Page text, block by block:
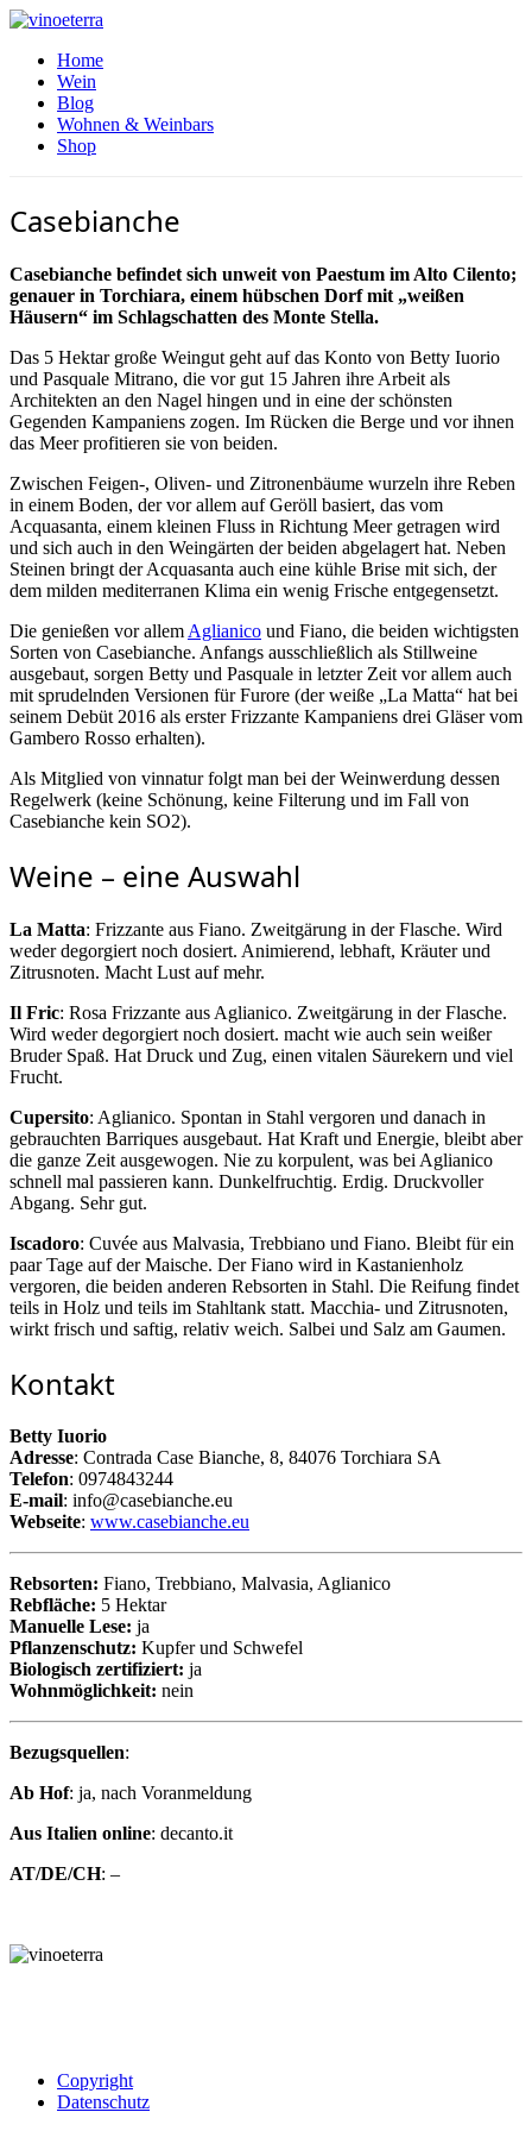
Home
Wein
Blog
Wohnen & Weinbars
Shop
Casebianche
Casebianche befindet sich unweit von Paestum im Alto Cilento;
genauer in Torchiara, einem hübschen Dorf mit „weißen
Häusern“ im Schlagschatten des Monte Stella.
Das 5 Hektar große Weingut geht auf das Konto von Betty Iuorio
und Pasquale Mitrano, die vor gut 15 Jahren ihre Arbeit als
Architekten an den Nagel hingen und in eine der schönsten
Gegenden Kampaniens zogen. Im Rücken die Berge und vor ihnen
das Meer profitieren sie von beiden.
Zwischen Feigen-, Oliven- und Zitronenbäume wurzeln ihre Reben
in einem Boden, der vor allem auf Geröll basiert, das vom
Acquasanta, einem kleinen Fluss in Richtung Meer getragen wird
und sich auch in den Weingärten der beiden abgelagert hat. Neben
Steinen bringt der Acquasanta auch eine kühle Brise mit sich, der
dem milden mediterranen Klima ein wenig Frische entgegensetzt.
Die genießen vor allem Aglianico und Fiano, die beiden wichtigsten
Sorten von Casebianche. Anfangs ausschließlich als Stillweine
ausgebaut, sorgen Betty und Pasquale in letzter Zeit vor allem auch
mit sprudelnden Versionen für Furore (der weiße „La Matta“ hat bei
seinem Debüt 2016 als erster Frizzante Kampaniens drei Gläser vom
Gambero Rosso erhalten).
Als Mitglied von vinnatur folgt man bei der Weinwerdung dessen
Regelwerk (keine Schönung, keine Filterung und im Fall von
Casebianche kein SO2).
Weine – eine Auswahl
La Matta: Frizzante aus Fiano. Zweitgärung in der Flasche. Wird
weder degorgiert noch dosiert. Animierend, lebhaft, Kräuter und
Zitrusnoten. Macht Lust auf mehr.
Il Fric: Rosa Frizzante aus Aglianico. Zweitgärung in der Flasche.
Wird weder degorgiert noch dosiert. macht wie auch sein weißer
Bruder Spaß. Hat Druck und Zug, einen vitalen Säurekern und viel
Frucht.
Cupersito: Aglianico. Spontan in Stahl vergoren und danach in
gebrauchten Barriques ausgebaut. Hat Kraft und Energie, bleibt aber
die ganze Zeit ausgewogen. Nie zu korpulent, was bei Aglianico
schnell mal passieren kann. Dunkelfruchtig. Erdig. Druckvoller
Abgang. Sehr gut.
Iscadoro: Cuvée aus Malvasia, Trebbiano und Fiano. Bleibt für ein
paar Tage auf der Maische. Der Fiano wird in Kastanienholz
vergoren, die beiden anderen Rebsorten in Stahl. Die Reifung findet
teils in Holz und teils im Stahltank statt. Macchia- und Zitrusnoten,
wirkt frisch und saftig, relativ weich. Salbei und Salz am Gaumen.
Kontakt
Betty Iuorio
Adresse: Contrada Case Bianche, 8, 84076 Torchiara SA
Telefon: 0974843244
E-mail: info@casebianche.eu
Webseite: www.casebianche.eu
Rebsorten: Fiano, Trebbiano, Malvasia, Aglianico
Rebfläche: 5 Hektar
Manuelle Lese: ja
Pflanzenschutz: Kupfer und Schwefel
Biologisch zertifiziert: ja
Wohnmöglichkeit: nein
Bezugsquellen:
Ab Hof: ja, nach Voranmeldung
Aus Italien online: decanto.it
AT/DE/CH: –
Copyright
Datenschutz